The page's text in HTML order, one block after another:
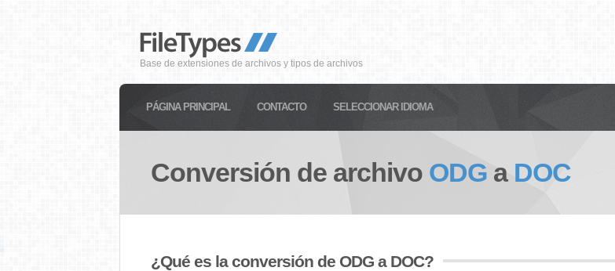
Base de extensiones de archivos y tipos de archivos
PÁGINA PRINCIPAL CONTACTO SELECCIONAR IDIOMA
Conversión de archivo ODG a DOC
¿Qué es la conversión de ODG a DOC?